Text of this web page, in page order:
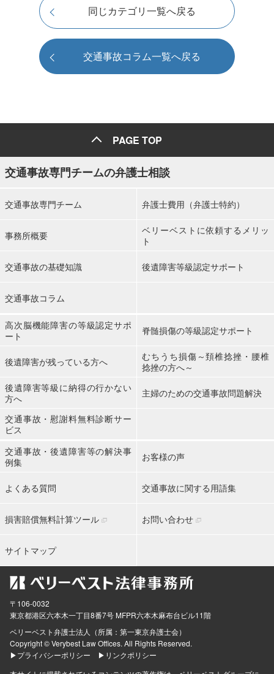
同じカテゴリ一覧へ戻る
交通事故コラム一覧へ戻る
PAGE TOP
交通事故専門チームの弁護士相談
交通事故専門チーム 弁護士費用（弁護士特約）
事務所概要
ベリーベストに依頼するメリッ
ト
交通事故の基礎知識 後遺障害等級認定サポート
交通事故コラム
高次脳機能障害の等級認定サポ
ート
脊髄損傷の等級認定サポート
後遺障害が残っている方へ
むちうち損傷～頚椎捻挫・腰椎
捻挫の方へ～
後遺障害等級に納得の行かない
方へ
主婦のための交通事故問題解決
交通事故・慰謝料無料診断サー
ビス
交通事故・後遺障害等の解決事
例集
お客様の声
よくある質問 交通事故に関する用語集
損害賠償無料計算ツール お問い合わせ
サイトマップ
〒106-0032
東京都港区六本木一丁目8番7号 MFPR六本木麻布台ビル11階
ベリーベスト弁護士法人（所属：第一東京弁護士会）
Copyright © Verybest Law Offices. All Rights Reserved.
▶プライバシーポリシー
▶リンクポリシー